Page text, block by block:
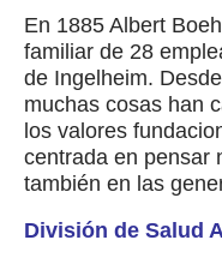
En 1885 Albert
familiar de 28
de Ingelheim.
muchas cosas han
los valores
centrada en pensar
también en las
División de Salud